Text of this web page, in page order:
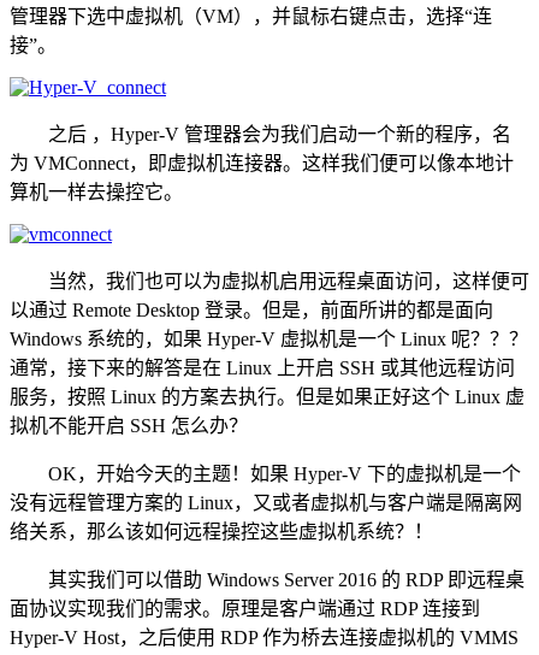
管理器下选中虚拟机（VM），并鼠标右键点击，选择“连
接”。
之后 ，Hyper-V 管理器会为我们启动一个新的程序，名
为 VMConnect，即虚拟机连接器。这样我们便可以像本地计
算机一样去操控它。
当然，我们也可以为虚拟机启用远程桌面访问，这样便可
以通过 Remote Desktop 登录。但是，前面所讲的都是面向
Windows 系统的，如果 Hyper-V 虚拟机是一个 Linux 呢？？？
通常，接下来的解答是在 Linux 上开启 SSH 或其他远程访问
服务，按照 Linux 的方案去执行。但是如果正好这个 Linux 虚
拟机不能开启 SSH 怎么办？
OK，开始今天的主题！如果 Hyper-V 下的虚拟机是一个
没有远程管理方案的 Linux，又或者虚拟机与客户端是隔离网
络关系，那么该如何远程操控这些虚拟机系统？！
其实我们可以借助 Windows Server 2016 的 RDP 即远程桌
面协议实现我们的需求。原理是客户端通过 RDP 连接到
Hyper-V Host，之后使用 RDP 作为桥去连接虚拟机的 VMMS